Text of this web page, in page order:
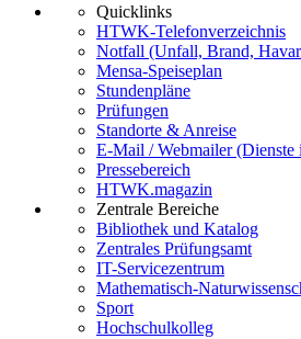
Quicklinks
HTWK-Telefonverzeichnis
Notfall (Unfall, Brand,
Mensa-Speiseplan
Stundenpläne
Prüfungen
Standorte & Anreise
E-Mail / Webmailer (Dienste
Pressebereich
HTWK.magazin
Zentrale Bereiche
Bibliothek und Katalog
Zentrales Prüfungsamt
IT-Servicezentrum
Mathematisch-
Sport
Hochschulkolleg